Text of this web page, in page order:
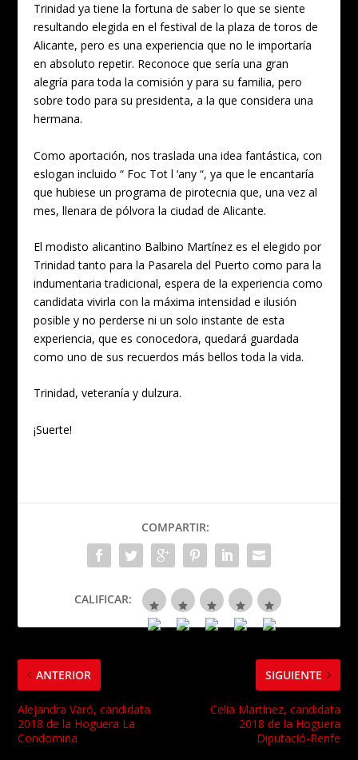
Trinidad ya tiene la fortuna de saber lo que se siente
resultando elegida en el festival de la plaza de toros de
Alicante, pero es una experiencia que no le importaría
en absoluto repetir. Reconoce que sería una gran
alegría para toda la comisión y para su familia, pero
sobre todo para su presidenta, a la que considera una
hermana.
Como aportación, nos traslada una idea fantástica, con
eslogan incluido “ Foc Tot l ‘any “, ya que le encantaría
que hubiese un programa de pirotecnia que, una vez al
mes, llenara de pólvora la ciudad de Alicante.
El modisto alicantino Balbino Martínez es el elegido por
Trinidad tanto para la Pasarela del Puerto como para la
indumentaria tradicional, espera de la experiencia como
candidata vivirla con la máxima intensidad e ilusión
posible y no perderse ni un solo instante de esta
experiencia, que es conocedora, quedará guardada
como uno de sus recuerdos más bellos toda la vida.
Trinidad, veteranía y dulzura.
¡Suerte!
COMPARTIR:
CALIFICAR:
ANTERIOR
Alejandra Varó, candidata
2018 de la Hoguera La
Condomina
SIGUIENTE
Celia Martínez, candidata
2018 de la Hoguera
Diputació-Renfe